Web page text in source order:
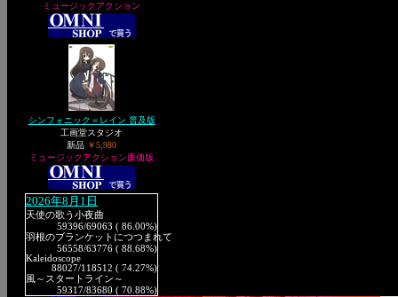
ミュージックアクション
シンフォニック＝レイン 普及版
工画堂スタジオ
新品 ￥5,980
ミュージックアクション廉価版
2026年8月1日
天使の歌う小夜曲
59396/69063 ( 86.00%)
羽根のブランケットにつつまれて
56558/63776 ( 88.68%)
Kaleidoscope
88027/118512 ( 74.27%)
風～スタートライン～
59317/83680 ( 70.88%)